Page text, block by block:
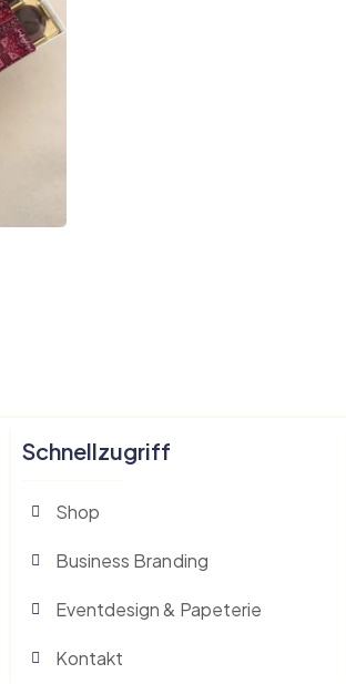
Schnellzugriff
Shop
Business Branding
Eventdesign & Papeterie
Kontakt